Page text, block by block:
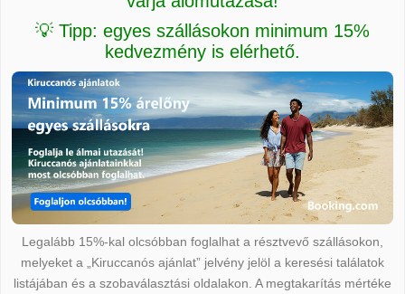
💡 Tipp: egyes szállásokon minimum 15%
kedvezmény is elérhető.
Legalább 15%-kal olcsóbban foglalhat a résztvevő szállásokon,
melyeket a „Kiruccanós ajánlat” jelvény jelöl a keresési találatok
listájában és a szobaválasztási oldalakon. A megtakarítás mértéke